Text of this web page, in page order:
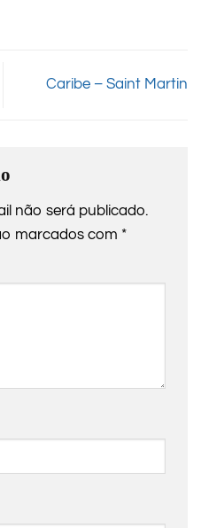
Caribe – Saint Martin
não será publicado.
marcados com *